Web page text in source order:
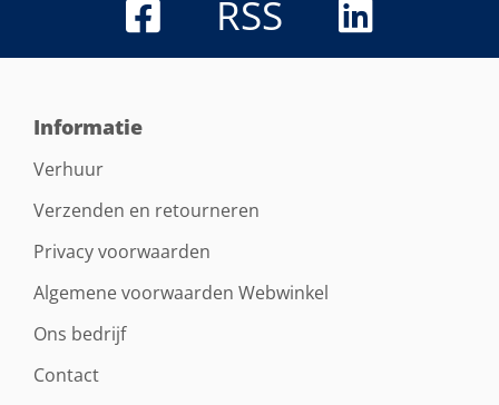
RSS
Informatie
Verhuur
Verzenden en retourneren
Privacy voorwaarden
Algemene voorwaarden Webwinkel
Ons bedrijf
Contact